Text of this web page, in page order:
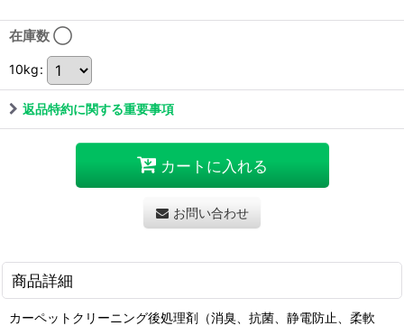
在庫数 ◯
10kg:
返品特約に関する重要事項
カートに入れる
お問い合わせ
商品詳細
カーペットクリーニング後処理剤（消臭、抗菌、静電防止、柔軟